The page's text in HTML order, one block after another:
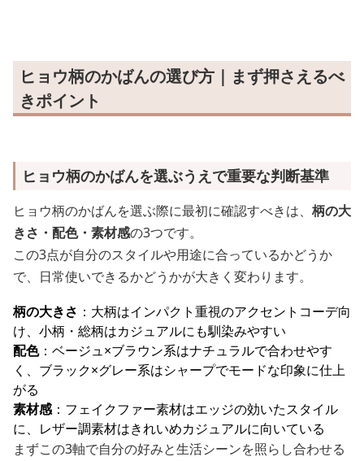
ヒョウ柄のかばんの選び方｜まず押さえるべ
きポイント
ヒョウ柄のかばんを選ぶうえで重要な判断基準
ヒョウ柄のかばんを選ぶ際に最初に確認すべきは、 柄の大
きさ・配色・素材感の3つです。
この3点が自分のスタイルや用途に合っているかどうか
で、日常使いできるかどうかが大きく変わります。
柄の大きさ ：大柄はインパクト重視のアクセントコーデ向
け、小柄・総柄はカジュアルにも馴染みやすい
配色：ベージュ×ブラウン系はナチュラルで合わせやす
く、ブラック×グレー系はシャープでモードな印象に仕上
がる
素材感：フェイクファー素材はエッジの効いたスタイル
に、レザー調素材はきれいめカジュアルに向いている
まずこの3軸で自分の好みと生活シーンを照らし合わせる